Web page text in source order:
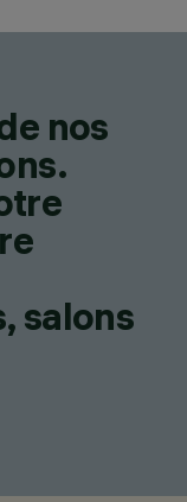
nos
salons